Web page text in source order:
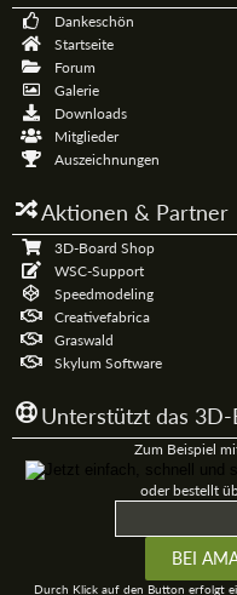
Dankeschön
Startseite
Forum
Galerie
Downloads
Mitglieder
Auszeichnungen
Aktionen & Partner
3D-Board Shop
WSC-Support
Speedmodeling
Creativefabrica
Graswald
Skylum Software
Unterstützt das 3D-
Zum Beispiel
oder bestellt
Durch Klick auf den Button erfolgt